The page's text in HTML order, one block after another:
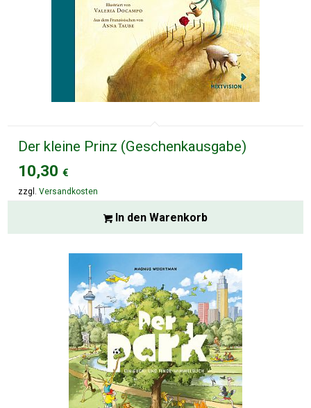
Der kleine Prinz (Geschenkausgabe)
10,30€
zzgl.Versandkosten
In den Warenkorb